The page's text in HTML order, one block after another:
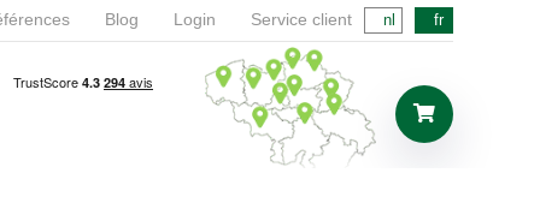
Blog Login Service client nl fr